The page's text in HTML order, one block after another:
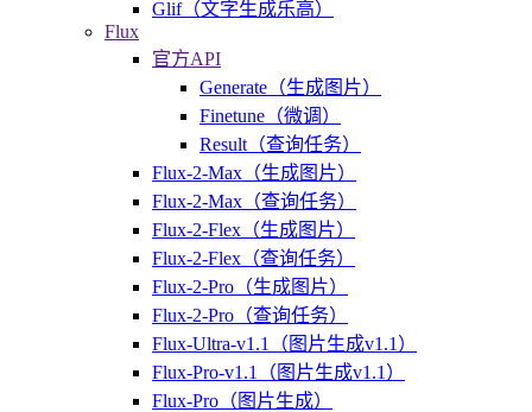
Glif（文字生成乐高）
Flux
官方API
Generate（生成图片）
Finetune（微调）
Result（查询任务）
Flux-2-Max（生成图片）
Flux-2-Max（查询任务）
Flux-2-Flex（生成图片）
Flux-2-Flex（查询任务）
Flux-2-Pro（生成图片）
Flux-2-Pro（查询任务）
Flux-Ultra-v1.1（图片生成v1.1）
Flux-Pro-v1.1（图片生成v1.1）
Flux-Pro（图片生成）